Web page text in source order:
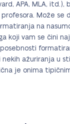
APA, MLA,
Može se
na
koji vam se čini
ažuriranja u
je onima